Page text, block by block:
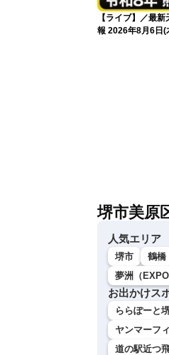
【ライブ】／最
報 2026年8月6日(
堺市美原
人気エリア
堺市 鶴橋
夢洲（
お出かけス
ららぽーと
ヤンマーフ
道の駅近つ